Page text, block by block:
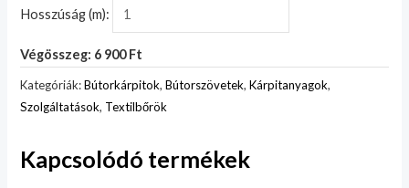
Hosszúság (m):
Végösszeg: 6 900 Ft
Kategóriák:Bútorkárpitok,Bútorszövetek,Kárpitanyagok,
Szolgáltatások, Textilbőrök
Kapcsolódó termékek